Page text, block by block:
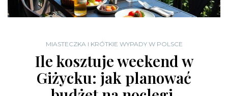
MIASTECZKA I KRÓTKIE WYPADY W POLSCE
Ile kosztuje weekend w
Giżycku: jak planować